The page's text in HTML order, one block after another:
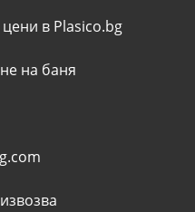
в Plasico.bg
на баня